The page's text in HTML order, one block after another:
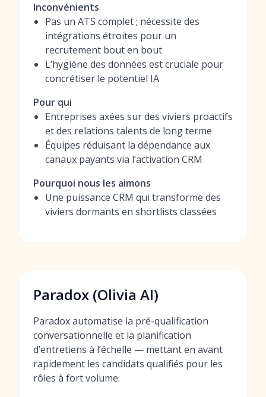
Inconvénients
Pas un ATS complet ; nécessite des
intégrations étroites pour un
recrutement bout en bout
L’hygiène des données est cruciale pour
concrétiser le potentiel IA
Pour qui
Entreprises axées sur des viviers proactifs
et des relations talents de long terme
Équipes réduisant la dépendance aux
canaux payants via l’activation CRM
Pourquoi nous les aimons
Une puissance CRM qui transforme des
viviers dormants en shortlists classées
Paradox (Olivia AI)
Paradox automatise la pré-qualification
conversationnelle et la planification
d’entretiens à l’échelle — mettant en avant
rapidement les candidats qualifiés pour les
rôles à fort volume.